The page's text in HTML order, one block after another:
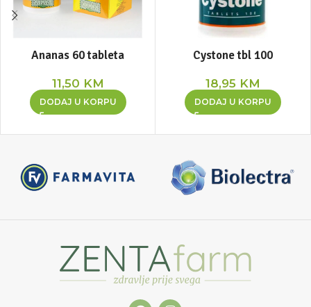
Ananas 60 tableta
11,50 KM
DODAJ U KORPU
Cystone tbl 100
18,95 KM
DODAJ U KORPU